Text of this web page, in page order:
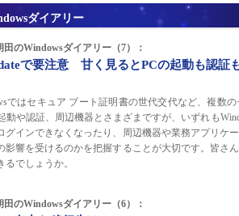
ダイアリー
のWindowsダイアリー（7）：
で要注意 甘く見るとPCの起動も認証
ではセキュア ブート証明書の世代交代など、複数
や認証、周辺機器とさまざまですが、いずれも
グインできなくなったり、周辺機器や業務アプリケ
響を受けるのかを把握することが大切です。皆さ
でしょうか。
のWindowsダイアリー（6）：